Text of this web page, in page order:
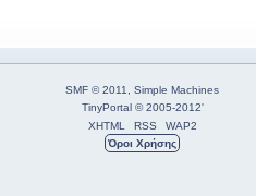
SMF © 2011
Simple Machines
TinyPortal © 2005-2012'
XHTML
RSS
WAP2
Όροι Χρήσης